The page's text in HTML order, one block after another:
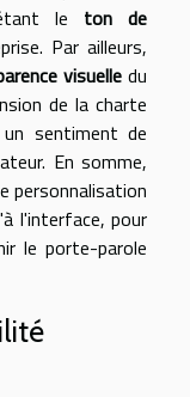
le ton de
Par ailleurs,
visuelle du
de la charte
sentiment de
En somme,
personnalisation
l'interface, pour
le porte-parole